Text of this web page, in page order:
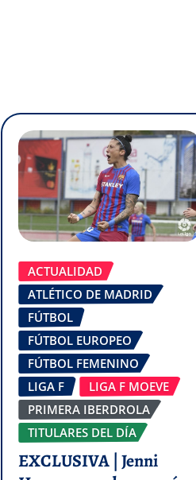
ACTUALIDAD
ATLÉTICO DE MADRID
FÚTBOL
FÚTBOL EUROPEO
FÚTBOL FEMENINO
LIGA F
LIGA F MOEVE
PRIMERA IBERDROLA
TITULARES DEL DÍA
EXCLUSIVA | Jenni